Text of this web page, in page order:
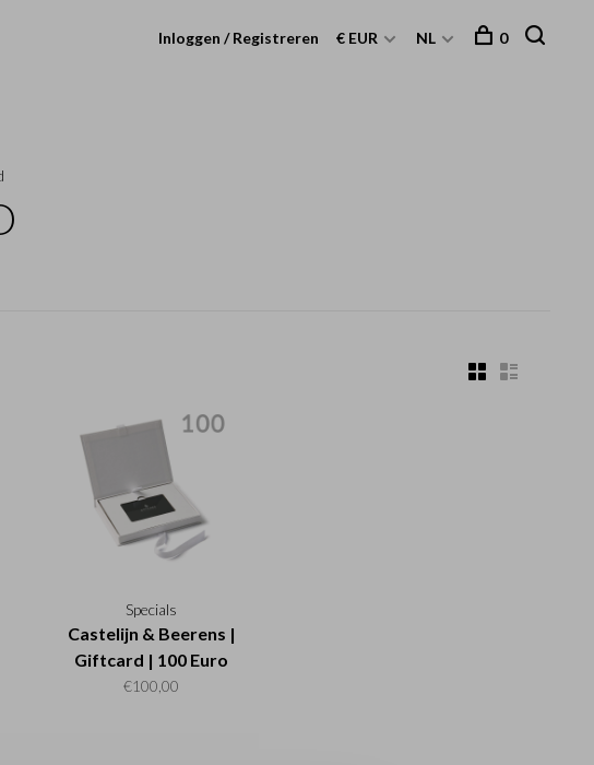
Inloggen / Registreren € EUR NL 0
Specials
Castelijn & Beerens |
Giftcard | 100 Euro
€100,00